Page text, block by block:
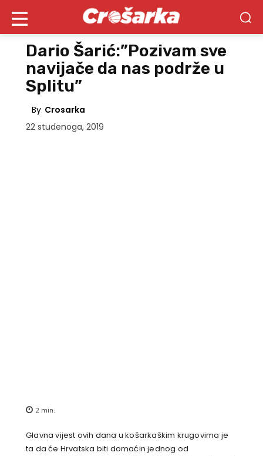
Dario Šarić:”Pozivam sve
navijače da nas podrže u
Splitu”
By Crosarka
22 studenoga, 2019
2 min.
Glavna vijest ovih dana u košarkaškim krugovima je
ta da će Hrvatska biti domaćin jednog od